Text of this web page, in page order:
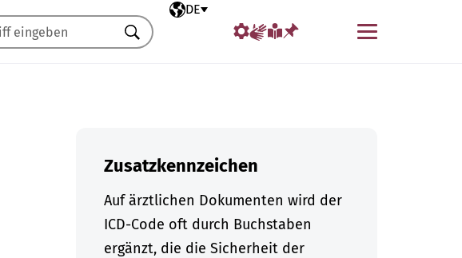
Ausgewählte Sprache
DE
Menü
Suchen
Zusatzkennzeichen
Auf ärztlichen Dokumenten wird der
ICD-Code oft durch Buchstaben
ergänzt, die die Sicherheit der